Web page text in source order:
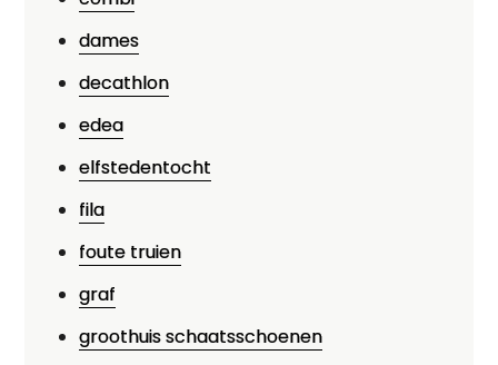
dames
decathlon
edea
elfstedentocht
fila
foute truien
graf
groothuis schaatsschoenen